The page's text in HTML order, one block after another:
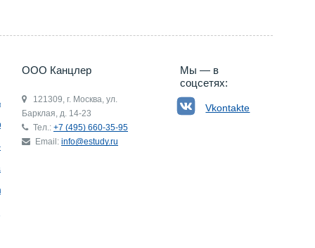
ООО Канцлер
121309, г. Москва, ул.
Барклая, д. 14-23
Тел.: +7 (495) 660-35-95
Email: info@estudy.ru
Мы — в
соцсетях:
Vkontakte